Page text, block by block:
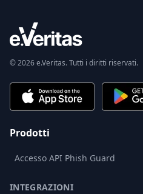
© 2026 e.Veritas. Tutti i diritti riservati.
Prodotti
Accesso API Phish Guard
INTEGRAZIONI